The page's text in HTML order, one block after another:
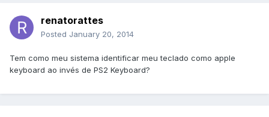
renatorattes
Posted January 20, 2014
Tem como meu sistema identificar meu teclado como apple
keyboard ao invés de PS2 Keyboard?